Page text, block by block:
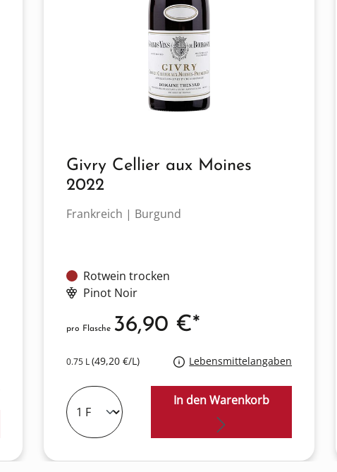
Givry Cellier aux Moines
2022
Frankreich | Burgund
Rotwein trocken
Pinot Noir
0.75 L(49,20 €/L) Lebensmittelangaben
pro Flasche 36,90 €*
In den Warenkorb